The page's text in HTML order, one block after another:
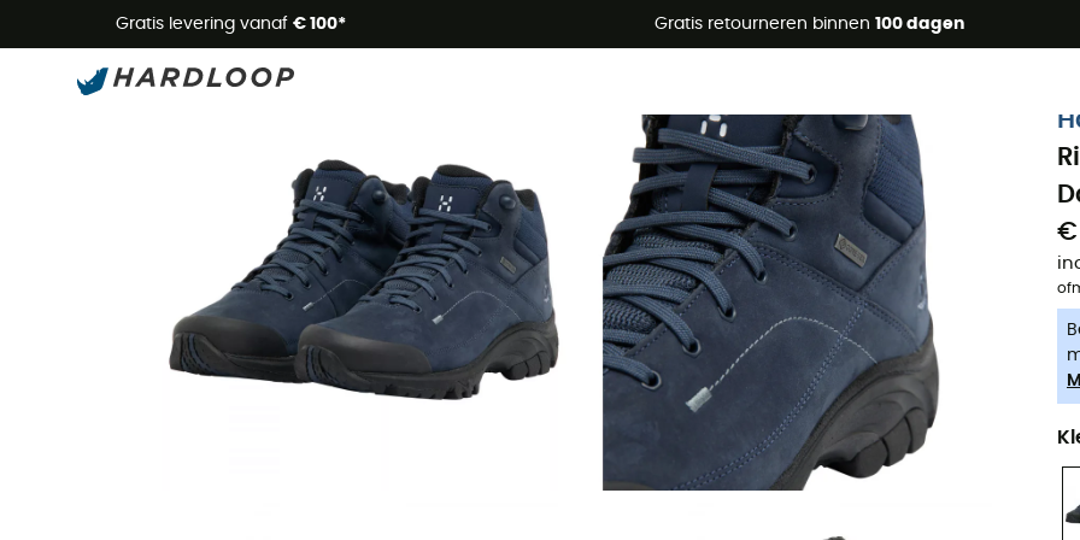
Gratis levering vanaf € 100* Gratis retourneren binnen 100 dagen
Zomeraanbiedingen 🔥 -5% EXTRA vanaf 2 producten* met code
€
of